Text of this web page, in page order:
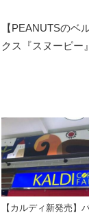
【PEANUTSのベ
クス『スヌーピー